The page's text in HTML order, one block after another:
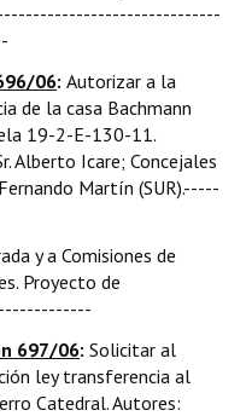
06: Autorizar a la
de la casa Bachmann
19-2-E-130-11.
Alberto Icare; Concejales
Martín (SUR).-----
y a Comisiones de
Proyecto de
697/06: Solicitar al
ley transferencia al
Catedral. Autores: